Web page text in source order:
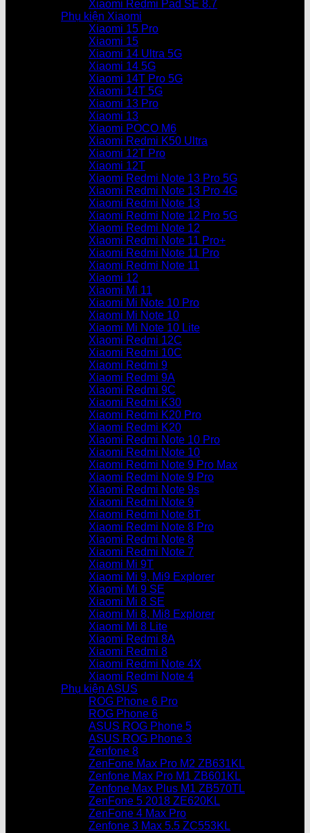
Xiaomi Redmi Pad SE 8.7
Phụ kiện Xiaomi
Xiaomi 15 Pro
Xiaomi 15
Xiaomi 14 Ultra 5G
Xiaomi 14 5G
Xiaomi 14T Pro 5G
Xiaomi 14T 5G
Xiaomi 13 Pro
Xiaomi 13
Xiaomi POCO M6
Xiaomi Redmi K50 Ultra
Xiaomi 12T Pro
Xiaomi 12T
Xiaomi Redmi Note 13 Pro 5G
Xiaomi Redmi Note 13 Pro 4G
Xiaomi Redmi Note 13
Xiaomi Redmi Note 12 Pro 5G
Xiaomi Redmi Note 12
Xiaomi Redmi Note 11 Pro+
Xiaomi Redmi Note 11 Pro
Xiaomi Redmi Note 11
Xiaomi 12
Xiaomi Mi 11
Xiaomi Mi Note 10 Pro
Xiaomi Mi Note 10
Xiaomi Mi Note 10 Lite
Xiaomi Redmi 12C
Xiaomi Redmi 10C
Xiaomi Redmi 9
Xiaomi Redmi 9A
Xiaomi Redmi 9C
Xiaomi Redmi K30
Xiaomi Redmi K20 Pro
Xiaomi Redmi K20
Xiaomi Redmi Note 10 Pro
Xiaomi Redmi Note 10
Xiaomi Redmi Note 9 Pro Max
Xiaomi Redmi Note 9 Pro
Xiaomi Redmi Note 9s
Xiaomi Redmi Note 9
Xiaomi Redmi Note 8T
Xiaomi Redmi Note 8 Pro
Xiaomi Redmi Note 8
Xiaomi Redmi Note 7
Xiaomi Mi 9T
Xiaomi Mi 9, Mi9 Explorer
Xiaomi Mi 9 SE
Xiaomi Mi 8 SE
Xiaomi Mi 8, Mi8 Explorer
Xiaomi Mi 8 Lite
Xiaomi Redmi 8A
Xiaomi Redmi 8
Xiaomi Redmi Note 4X
Xiaomi Redmi Note 4
Phụ kiện ASUS
ROG Phone 6 Pro
ROG Phone 6
ASUS ROG Phone 5
ASUS ROG Phone 3
Zenfone 8
ZenFone Max Pro M2 ZB631KL
Zenfone Max Pro M1 ZB601KL
Zenfone Max Plus M1 ZB570TL
ZenFone 5 2018 ZE620KL
ZenFone 4 Max Pro
Zenfone 3 Max 5.5 ZC553KL